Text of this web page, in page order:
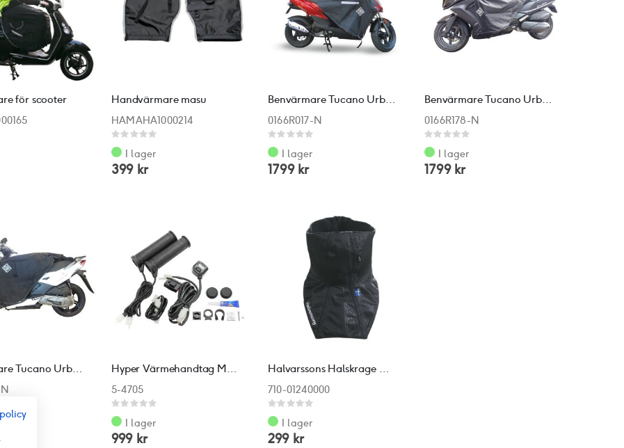
för scooter Handvärmare masu
HAMAHA1000214
Rating:
0%
I lager
399 kr
Benvärmare Tucano Urbano Agility/Universal
0166R017-N
Rating:
0%
I lager
1799 kr
Benvärmare Tucano Urbano Kymco Downtown 350i
0166R178-N
Rating:
0%
I lager
1799 kr
Benvärmare Tucano Urbano Kymco Agility 16+ Hyper Värmehandtag Moped/MC 22mm
5-4705
Rating:
0%
I lager
999 kr
Halvarssons Halskrage Neckcollar Svart one size
710-01240000
Rating:
0%
I lager
299 kr